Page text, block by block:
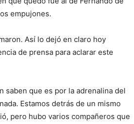
empujones.
Así lo dejó en claro hoy
de prensa para aclarar este
saben que es por la adrenalina del
Estamos detrás de un mismo
pero hubo varios compañeros que